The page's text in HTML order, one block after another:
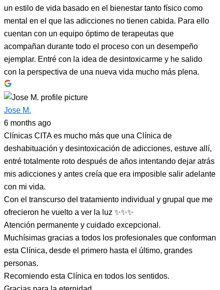
un estilo de vida basado en el bienestar tanto físico como
mental en el que las adicciones no tienen cabida. Para ello
cuentan con un equipo óptimo de terapeutas que
acompañan durante todo el proceso con un desempeño
ejemplar. Entré con la idea de desintoxicarme y he salido
con la perspectiva de una nueva vida mucho más plena.
Jose M.
6 months ago
Clínicas CITA es mucho más que una Clínica de
deshabituación y desintoxicación de adicciones, estuve allí,
entré totalmente roto después de años intentando dejar atrás
mis adicciones y antes creía que era imposible salir adelante
con mi vida.
Con el transcurso del tratamiento individual y grupal que me
ofrecieron he vuelto a ver la luz ✨✨✨
Atención permanente y cuidado excepcional.
Muchísimas gracias a todos los profesionales que conforman
esta Clínica, desde el primero hasta el último, grandes
personas.
Recomiendo esta Clínica en todos los sentidos.